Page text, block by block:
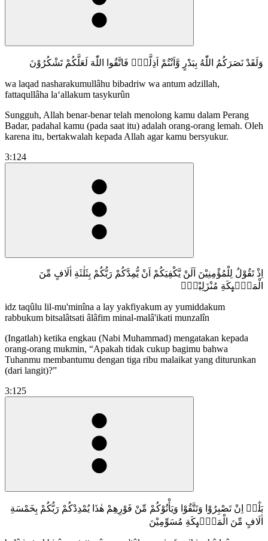
وَلَقَدْ نَصَرَكُمُ اللّٰهُ بِبَدْرٍ وَّاَنْتُمْ اَذِلَّةٌۚ فَاتَّقُوا اللّٰهَ لَعَلَّكُمْ تَشْكُرُوْنَ
wa laqad nasharakumullâhu bibadriw wa antum adzillah,
fattaqullâha la‘allakum tasykurûn
Sungguh, Allah benar-benar telah menolong kamu dalam Perang
Badar, padahal kamu (pada saat itu) adalah orang-orang lemah. Oleh
karena itu, bertakwalah kepada Allah agar kamu bersyukur.
3:124
اِذْ تَقُوْلُ لِلْمُؤْمِنِيْنَ اَلَنْ يَّكْفِيَكُمْ اَنْ يُّمِدَّكُمْ رَبُّكُمْ بِثَلٰثَةِ اٰلَافٍ مِّنَ
الْمَلٰۤىِٕكَةِ مُنْزَلِيْنَۗ
idz taqûlu lil-mu'minîna a lay yakfiyakum ay yumiddakum
rabbukum bitsalâtsati âlâfim minal-malâ'ikati munzalîn
(Ingatlah) ketika engkau (Nabi Muhammad) mengatakan kepada
orang-orang mukmin, “Apakah tidak cukup bagimu bahwa
Tuhanmu membantumu dengan tiga ribu malaikat yang diturunkan
(dari langit)?”
3:125
بَلٰٓىۙ اِنْ تَصْبِرُوْا وَتَتَّقُوْا وَيَأْتُوْكُمْ مِّنْ فَوْرِهِمْ هٰذَا يُمْدِدْكُمْ رَبُّكُمْ بِخَمْسَةِ
اٰلَافٍ مِّنَ الْمَلٰۤىِٕكَةِ مُسَوِّمِيْنَ